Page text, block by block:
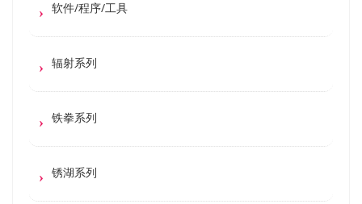
软件/程序/工具
辐射系列
铁拳系列
锈湖系列